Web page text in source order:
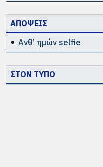
ΑΠΟΨΕΙΣ
Ανθ’ ημών selfie
ΣΤΟΝ ΤΥΠΟ